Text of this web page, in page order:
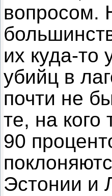
вопросом.
их куда-то
убийц в
почти не
те, на
90
Эстонии и